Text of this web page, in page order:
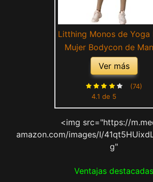
Litthing Monos de Yoga
Mujer Bodycon de
Larga de Una Pieza
Deportivo Sexy Ropa
Deportiva Con
Conjunto de Gimnasio
Acanalados Romper
Ver más
4.1 de 5
(74)
<img src="https://
amazon.com/images/I/
g"
Ventajas destacadas